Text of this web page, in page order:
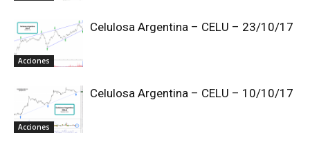
Acciones
Celulosa Argentina – CELU – 23/10/17
Acciones
Celulosa Argentina – CELU – 10/10/17